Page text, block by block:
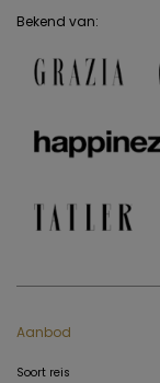
Bekend van:
Aanbod
Soort reis